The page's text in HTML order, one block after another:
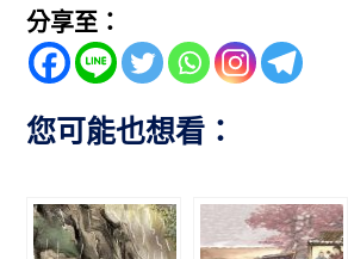
分享至：
您可能也想看：